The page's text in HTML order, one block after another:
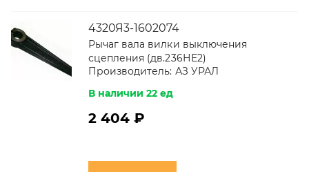
4320Я3-1602074
Рычаг вала вилки выключения
сцепления (дв.236НЕ2)
Производитель: АЗ УРАЛ
В наличии 22 ед
2 404 ₽